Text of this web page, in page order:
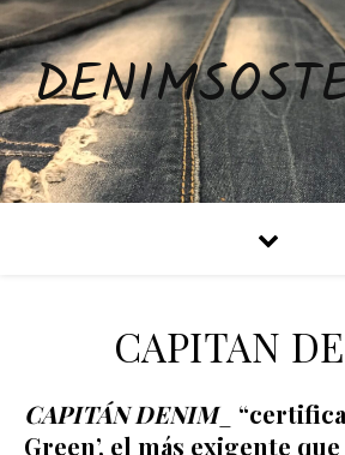
CAPITAN
CAPITÁN DENIM_
Green’, el más exigente